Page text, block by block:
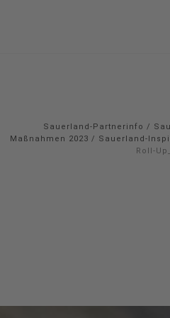
Sauerland-Partnerinfo /
Maßnahmen 2023 / Sauerland-
Roll-